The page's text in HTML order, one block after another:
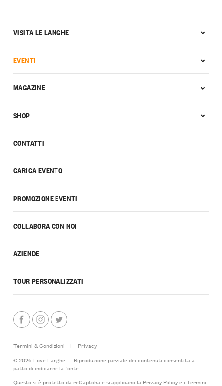
CONTATTI
CARICA EVENTO
PROMOZIONE EVENTI
COLLABORA CON NOI
AZIENDE
TOUR PERSONALIZZATI
VISITA LE LANGHE
EVENTI
MAGAZINE
SHOP
Termini & Condizioni |
Privacy
© 2026 Love Langhe — Riproduzione parziale dei contenuti consentita a
patto di indicarne la fonte
Questo si è protetto da reCaptcha e si applicano la Privacy Policye i Termini